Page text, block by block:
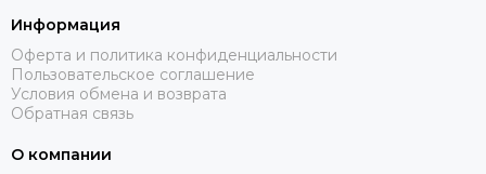
Информация
Оферта и политика конфиденциальности
Пользовательское соглашение
Условия обмена и возврата
Обратная связь
О компании